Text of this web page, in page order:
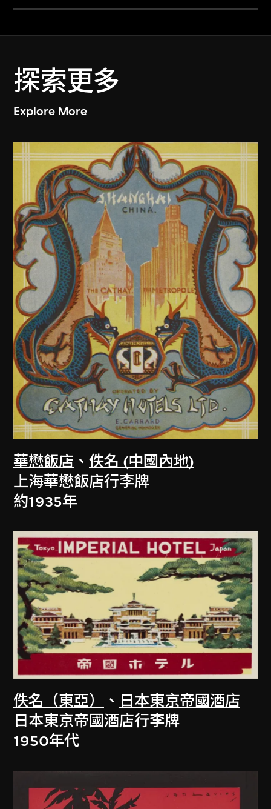
探索更多
Explore More
華懋飯店 、佚名 (中國內地)
上海華懋飯店行李牌
約1935年
佚名（東亞） 、 日本東京帝國酒店
日本東京帝國酒店行李牌
1950年代